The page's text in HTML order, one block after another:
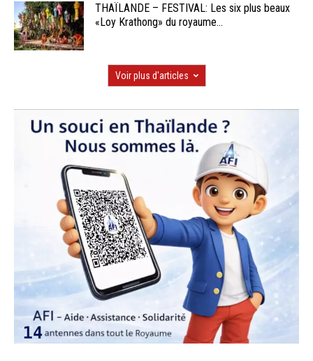
THAÏLANDE – FESTIVAL: Les six plus beaux
«Loy Krathong» du royaume...
Voir plus d'articles